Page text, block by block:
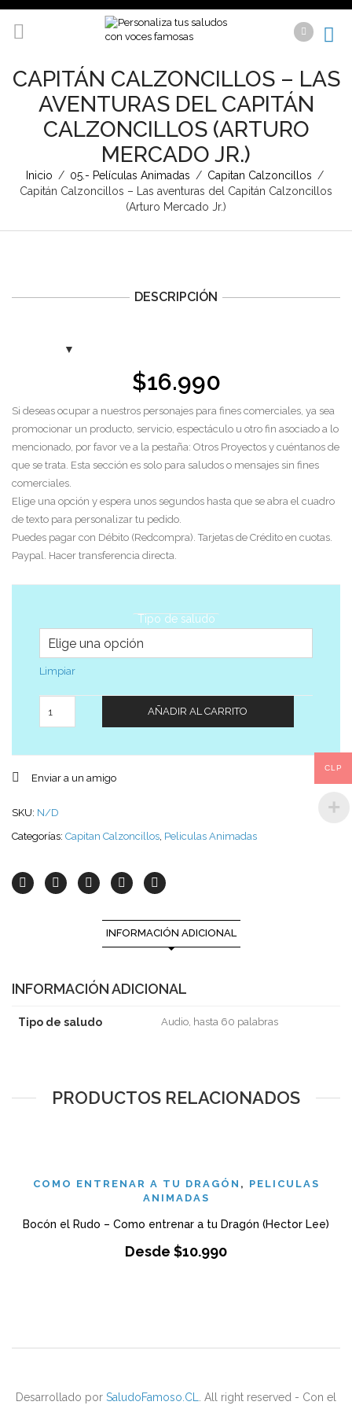
CAPITÁN CALZONCILLOS – LAS
AVENTURAS DEL CAPITÁN
CALZONCILLOS (ARTURO
MERCADO JR.)
Inicio / 05.- Películas Animadas / Capitan Calzoncillos /
Capitán Calzoncillos – Las aventuras del Capitán Calzoncillos
(Arturo Mercado Jr.)
DESCRIPCIÓN
$16.990
Si deseas ocupar a nuestros personajes para fines comerciales, ya sea
promocionar un producto, servicio, espectáculo u otro fin asociado a lo
mencionado, por favor ve a la pestaña: Otros Proyectos y cuéntanos de
que se trata. Esta sección es solo para saludos o mensajes sin fines
comerciales.
Elige una opción y espera unos segundos hasta que se abra el cuadro
de texto para personalizar tu pedido.
Puedes pagar con Débito (Redcompra). Tarjetas de Crédito en cuotas.
Paypal. Hacer transferencia directa.
Tipo de saludo
Limpiar
AÑADIR AL CARRITO
Enviar a un amigo
SKU: N/D
Categorías: Capitan Calzoncillos, Peliculas Animadas
INFORMACIÓN ADICIONAL
INFORMACIÓN ADICIONAL
Tipo de saludo Audio, hasta 60 palabras
PRODUCTOS RELACIONADOS
COMO ENTRENAR A TU DRAGÓN , PELICULAS
ANIMADAS
Bocón el Rudo – Como entrenar a tu Dragón (Hector Lee)
Desde $10.990
Desarrollado por SaludoFamoso.CL . All right reserved - Con el
CLP